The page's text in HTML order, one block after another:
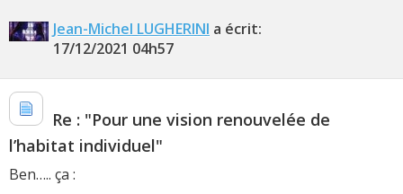
Jean-Michel LUGHERINI a écrit:
17/12/2021 04h57
Re : "Pour une vision renouvelée de
l’habitat individuel"
Ben….. ça :